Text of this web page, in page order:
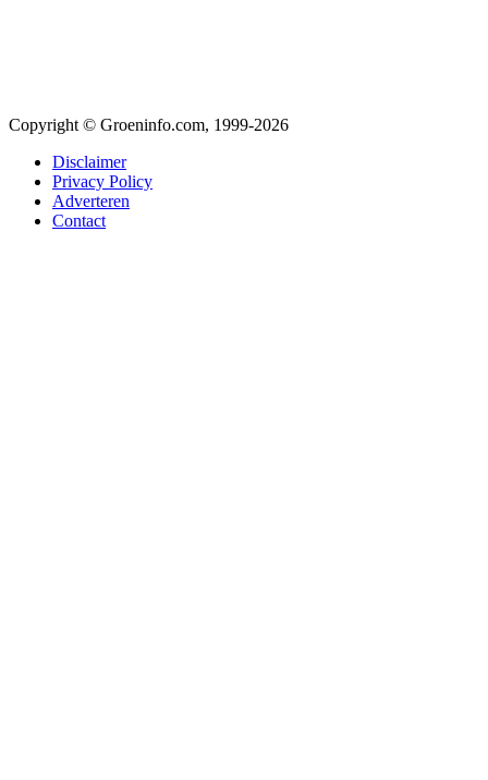
Copyright © Groeninfo.com, 1999-2026
Disclaimer
Privacy Policy
Adverteren
Contact